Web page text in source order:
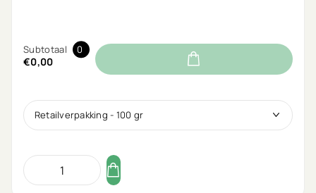
Subtotaal 0
€0,00